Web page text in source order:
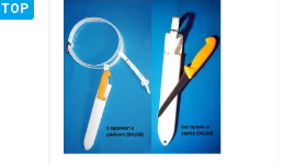
TOP